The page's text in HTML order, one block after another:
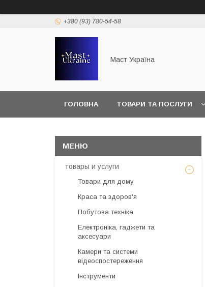
+380 (93) 780-54-58
Маст Україна
ГОЛОВНА ТОВАРИ ТА ПОСЛУГИ
товары и услуги
Товари для дому
Краса та здоров'я
Побутова техніка
Електроніка, гаджети та
аксесуари
Камери та системи
відеоспостереження
Інструменти